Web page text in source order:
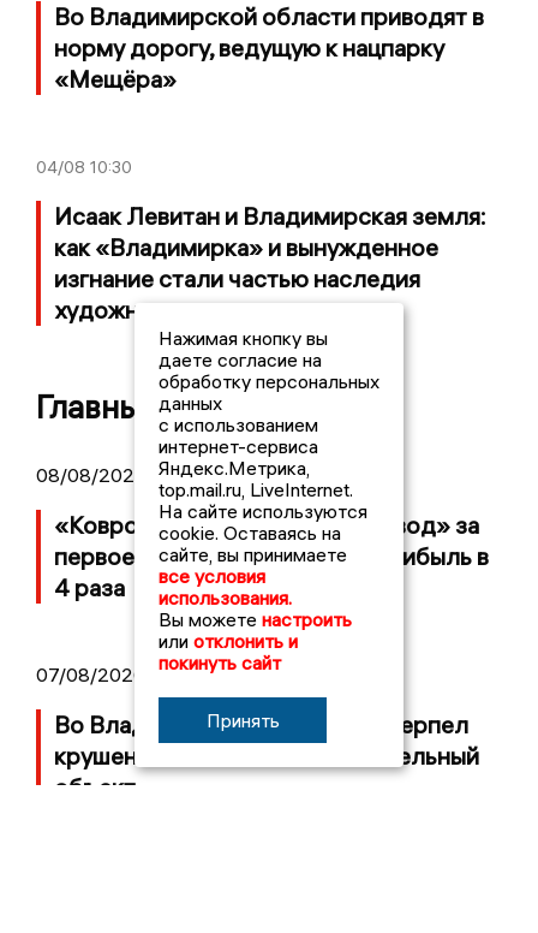
Во Владимирской области приводят в
норму дорогу, ведущую к нацпарку
«Мещёра»
04/08 10:30
Исаак Левитан и Владимирская земля:
как «Владимирка» и вынужденное
изгнание стали частью наследия
художника
Главные новости
08/08/2026 09:01
«Ковровский механический завод» за
первое полугодие увеличил прибыль в
4 раза
07/08/2026 14:34
Во Владимирской области потерпел
крушение неопознанный летательный
объект
Нажимая кнопку вы
даете согласие на
обработку персональных
данных
с использованием
интернет-сервиса
Яндекс.Метрика,
top.mail.ru, LiveInternet.
На сайте используются
cookie. Оставаясь на
сайте, вы принимаете
все условия
использования.
Вы можете настроить
или отклонить и
покинуть сайт
Принять